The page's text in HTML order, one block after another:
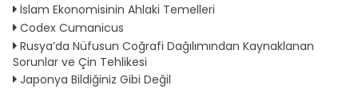
İslam Ekonomisinin Ahlaki Temelleri
Codex Cumanicus
Rusya’da Nüfusun Coğrafi Dağılımından Kaynaklanan
Sorunlar ve Çin Tehlikesi
Japonya Bildiğiniz Gibi Değil